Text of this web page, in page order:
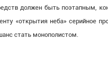
должен быть поэтапным,
«открытия неба» серийное
стать монополистом.